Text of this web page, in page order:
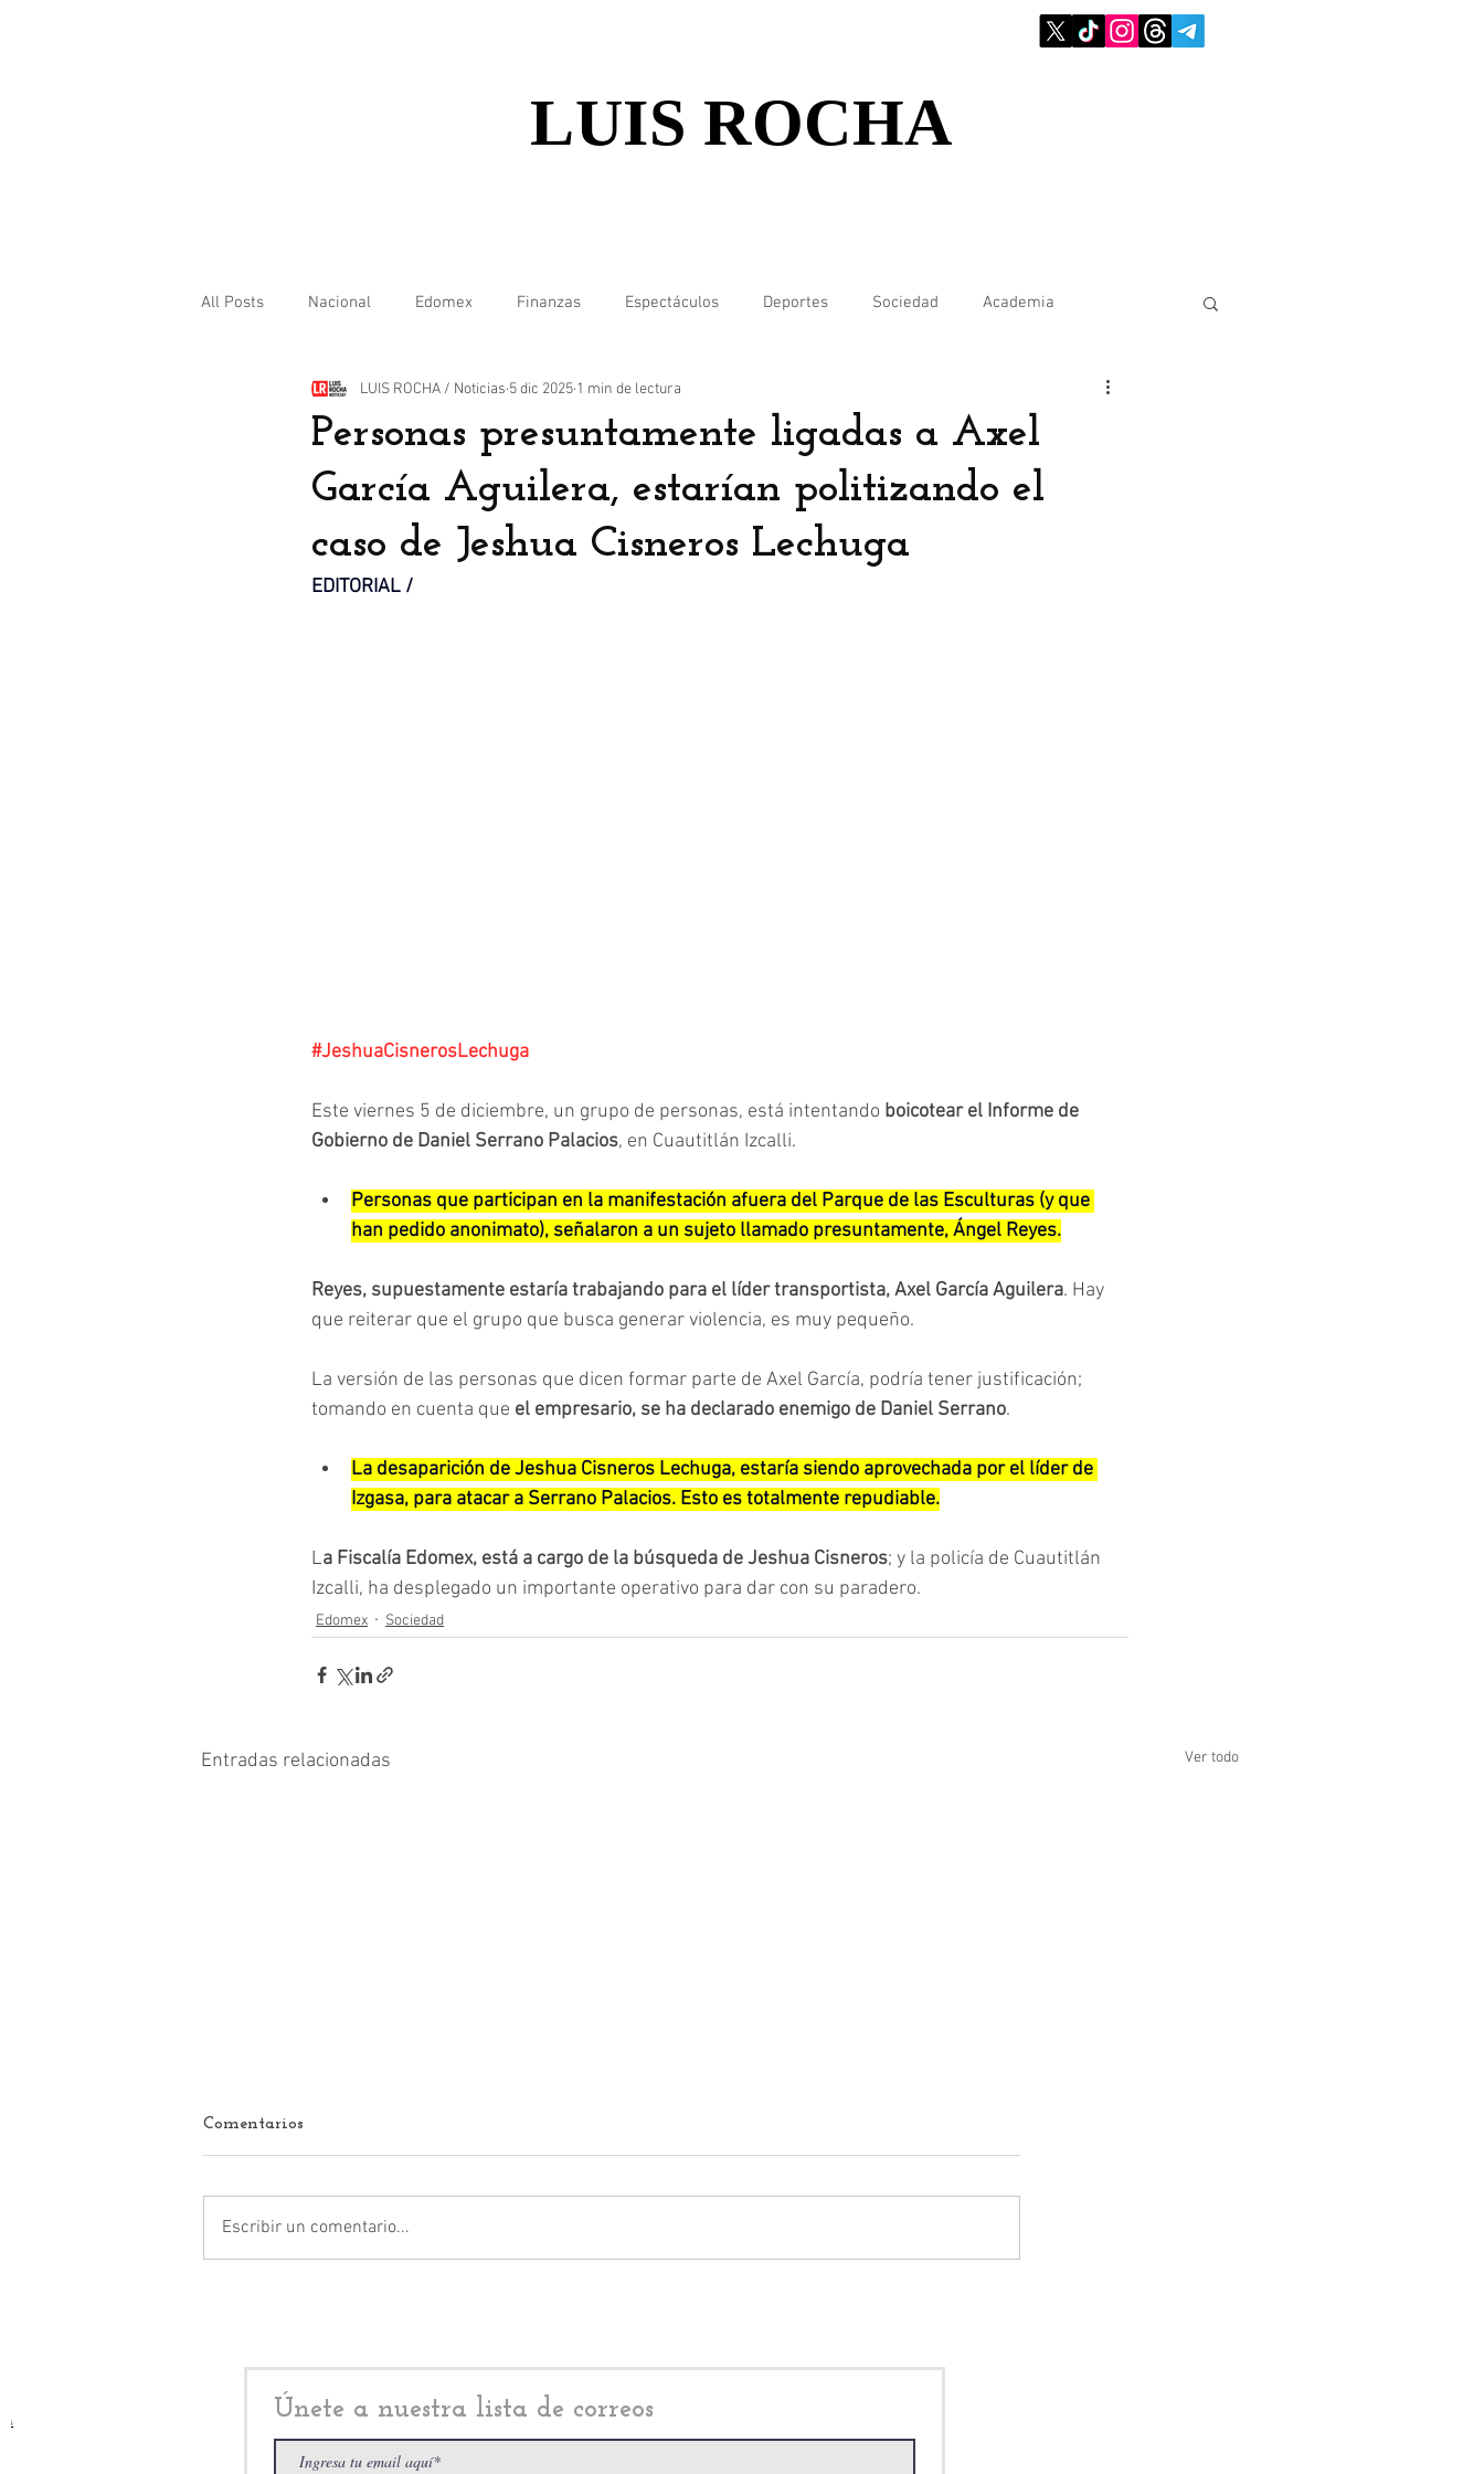
LUIS ROCHA
All Posts Nacional Edomex Finanzas Espectáculos Deportes Sociedad Academia
Internacional
Personas presuntamente ligadas a Axel
García Aguilera, estarían politizando el
caso de Jeshua Cisneros Lechuga
LUIS ROCHA / Noticias 5 dic 2025 1 min de lectura
EDITORIAL /
#JeshuaCisnerosLechuga
Este viernes 5 de diciembre, un grupo de personas, está intentando boicotear el Informe de
Gobierno de Daniel Serrano Palacios, en Cuautitlán Izcalli.
Personas que participan en la manifestación afuera del Parque de las Esculturas (y que
han pedido anonimato), señalaron a un sujeto llamado presuntamente, Ángel Reyes.
Reyes, supuestamente estaría trabajando para el líder transportista, Axel García Aguilera. Hay
que reiterar que el grupo que busca generar violencia, es muy pequeño.
La versión de las personas que dicen formar parte de Axel García, podría tener justificación;
tomando en cuenta que el empresario, se ha declarado enemigo de Daniel Serrano.
La desaparición de Jeshua Cisneros Lechuga, estaría siendo aprovechada por el líder de
Izgasa, para atacar a Serrano Palacios. Esto es totalmente repudiable.
La Fiscalía Edomex, está a cargo de la búsqueda de Jeshua Cisneros; y la policía de Cuautitlán
Izcalli, ha desplegado un importante operativo para dar con su paradero.
Edomex Sociedad
Entradas relacionadas Ver todo
mandato
Comentarios
Escribir un comentario...
Únete a nuestra lista de correos
i